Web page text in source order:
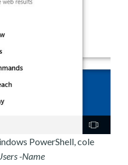
PowerShell, cole
-Name